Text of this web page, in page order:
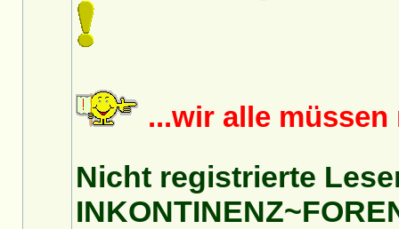
...wir alle
Nicht registrierte